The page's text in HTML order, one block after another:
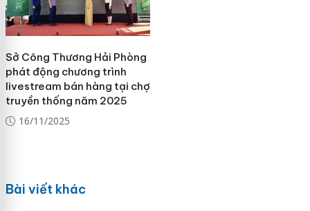
Sở Công Thương Hải Phòng
phát động chương trình
livestream bán hàng tại chợ
truyền thống năm 2025
16/11/2025
Bài viết khác